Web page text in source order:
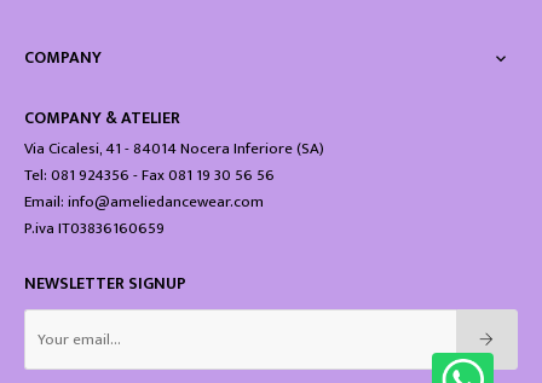
COMPANY 
COMPANY & ATELIER
Via Cicalesi, 41 - 84014 Nocera Inferiore (SA)
Tel: 081 924356 - Fax 081 19 30 56 56
Email: info@ameliedancewear.com
P.iva IT03836160659
NEWSLETTER SIGNUP